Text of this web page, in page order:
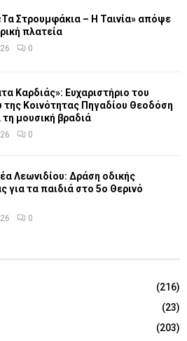
Στρουμφάκια – Η Ταινία» απόψε
πλατεία
0
Καρδιάς»: Ευχαριστήριο του
της Κοινότητας Πηγαδίου Θεοδόση
τη μουσική βραδιά
0
Λεωνιδίου: Δράση οδικής
για τα παιδιά στο 5ο Θερινό
0
(216)
(23)
(203)